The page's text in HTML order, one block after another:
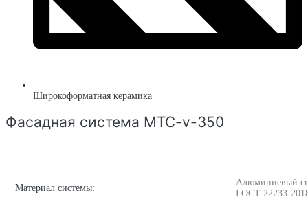
Широкоформатная керамика
Фасадная система MTC-v-350
Материал системы:
Алюминиевый
ГОСТ 22233-